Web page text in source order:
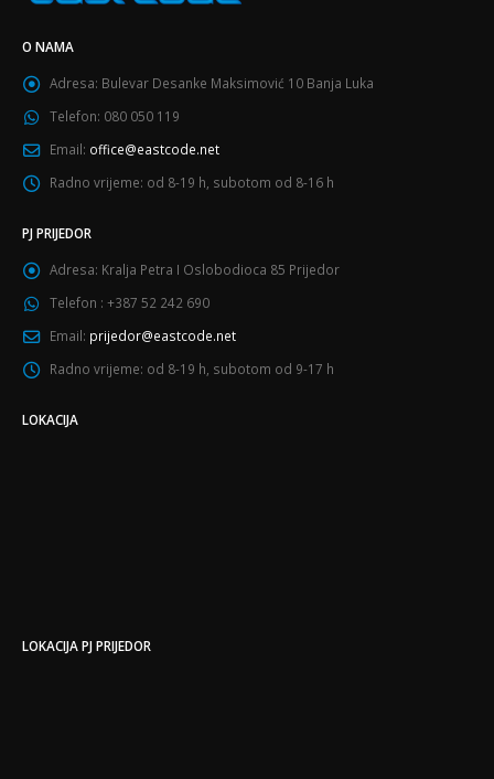
O NAMA
Adresa: Bulevar Desanke Maksimović 10 Banja Luka
Telefon: 080 050 119
Email: office@eastcode.net
Radno vrijeme: od 8-19 h, subotom od 8-16 h
PJ PRIJEDOR
Adresa: Kralja Petra I Oslobodioca 85 Prijedor
Telefon : +387 52 242 690
Email: prijedor@eastcode.net
Radno vrijeme: od 8-19 h, subotom od 9-17 h
LOKACIJA
LOKACIJA PJ PRIJEDOR